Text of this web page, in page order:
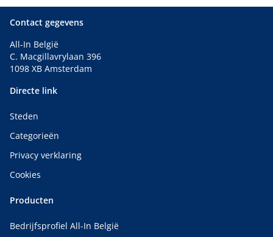
Contact gegevens
All-In België
C. Macgillavrylaan 396
1098 XB Amsterdam
Directe link
Steden
Categorieën
Privacy verklaring
Cookies
Producten
Bedrijfsprofiel All-In België